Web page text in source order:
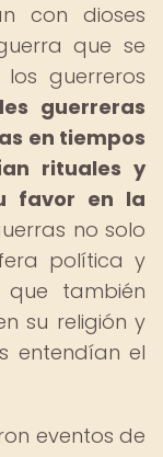
con dioses
que se
guerreros
guerreras
en tiempos
rituales y
favor en la
no solo
política y
que también
su religión y
entendían el
eventos de